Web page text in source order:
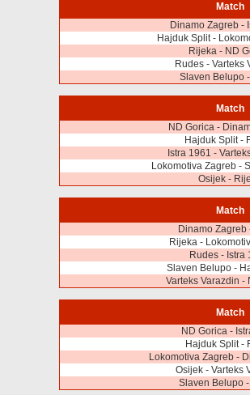
Match
Dinamo Zagreb -
Hajduk Split -
Rijeka - ND
Rudes - Varteks
Slaven Belupo
Match
ND Gorica -
Hajduk Split -
Istra 1961 -
Lokomotiva Zagreb -
Osijek -
Match
Dinamo Zagreb
Rijeka -
Rudes - Istra
Slaven Belupo -
Varteks Varazdin -
Match
ND Gorica -
Hajduk Split -
Lokomotiva Zagreb -
Osijek - Varteks
Slaven Belupo